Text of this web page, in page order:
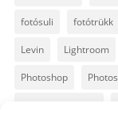
fotósuli fotótrükk
Levin Lightroom
Photoshop